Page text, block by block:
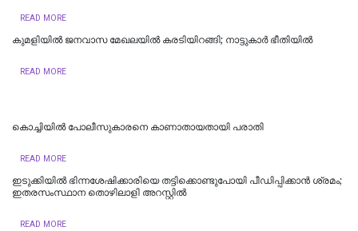
READ MORE
കുമളിയിൽ ജനവാസ മേഖലയിൽ കരടിയിറങ്ങി; നാട്ടുകാർ ഭീതിയിൽ
READ MORE
കൊച്ചിയില്‍ പോലീസുകാരനെ കാണാതായതായി പരാതി
READ MORE
ഇടുക്കിയിൽ ഭിന്നശേഷിക്കാരിയെ തട്ടിക്കൊണ്ടുപോയി പീഡിപ്പിക്കാൻ ശ്രമം;
ഇതരസംസ്ഥാന തൊഴിലാളി അറസ്റ്റിൽ
READ MORE